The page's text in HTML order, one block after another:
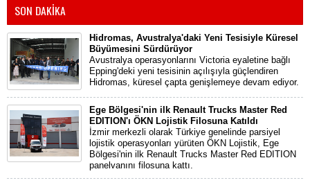
SON DAKİKA
Hidromas, Avustralya'daki Yeni Tesisiyle Küresel
Büyümesini Sürdürüyor
Avustralya operasyonlarını Victoria eyaletine bağlı
Epping'deki yeni tesisinin açılışıyla güçlendiren
Hidromas, küresel çapta genişlemeye devam ediyor.
Ege Bölgesi'nin ilk Renault Trucks Master Red
EDITION'ı ÖKN Lojistik Filosuna Katıldı
İzmir merkezli olarak Türkiye genelinde parsiyel
lojistik operasyonları yürüten ÖKN Lojistik, Ege
Bölgesi'nin ilk Renault Trucks Master Red EDITION
panelvanını filosuna kattı.